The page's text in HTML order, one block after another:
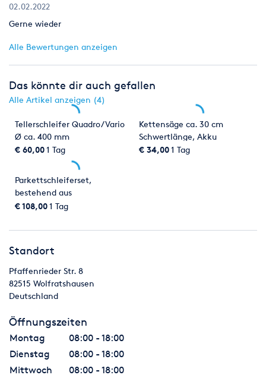
02.02.2022
Gerne wieder
Alle Bewertungen anzeigen
Das könnte dir auch gefallen
Alle Artikel anzeigen (4)
Tellerschleifer Quadro/Vario
Ø ca. 400 mm
€ 60,001 Tag
Kettensäge ca. 30 cm
Schwertlänge, Akku
€ 34,001 Tag
Parkettschleiferset,
bestehend aus
Parkettwalzen-, Teller- und
€ 108,001 Tag
Standort
Pfaffenrieder Str. 8
82515 Wolfratshausen
Deutschland
Öffnungszeiten
Montag
08:00 - 18:00
Dienstag
08:00 - 18:00
Mittwoch
08:00 - 18:00